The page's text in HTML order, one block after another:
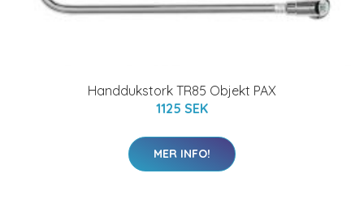
Handdukstork TR85 Objekt PAX
1125 SEK
MER INFO!